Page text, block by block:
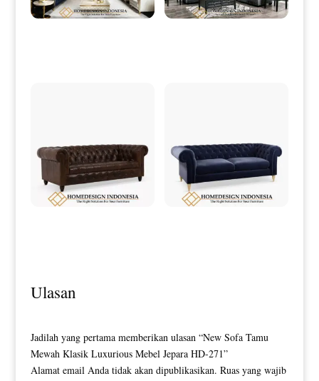
Ulasan
Jadilah yang pertama memberikan ulasan “New Sofa Tamu
Mewah Klasik Luxurious Mebel Jepara HD-271”
Alamat email Anda tidak akan dipublikasikan. Ruas yang wajib